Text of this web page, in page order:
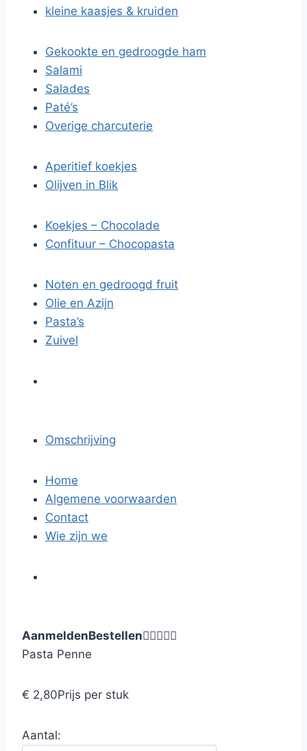
kleine kaasjes & kruiden
Gekookte en gedroogde ham
Salami
Salades
Paté’s
Overige charcuterie
Aperitief koekjes
Olijven in Blik
Koekjes – Chocolade
Confituur – Chocopasta
Noten en gedroogd fruit
Olie en Azijn
Pasta’s
Zuivel
Omschrijving
Home
Algemene voorwaarden
Contact
Wie zijn we
AanmeldenBestellen
Pasta Penne
€ 2,80Prijs per stuk
Aantal: